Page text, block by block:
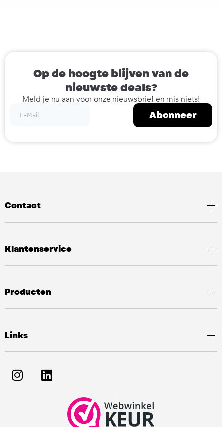
Op de hoogte blijven van de
nieuwste deals?
Meld je nu aan voor onze nieuwsbrief en mis niets!
Abonneer
Contact
Klantenservice
Producten
Links